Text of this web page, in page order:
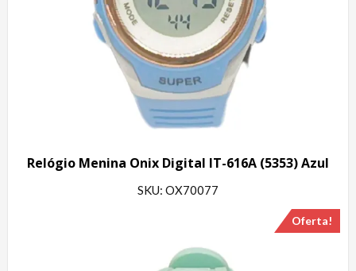
Relógio Menina Onix Digital IT-616A (5353) Azul
SKU: OX70077
Oferta!